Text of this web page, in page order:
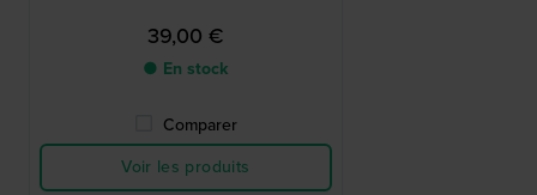
39,00 €
● En stock
Comparer
Voir les produits